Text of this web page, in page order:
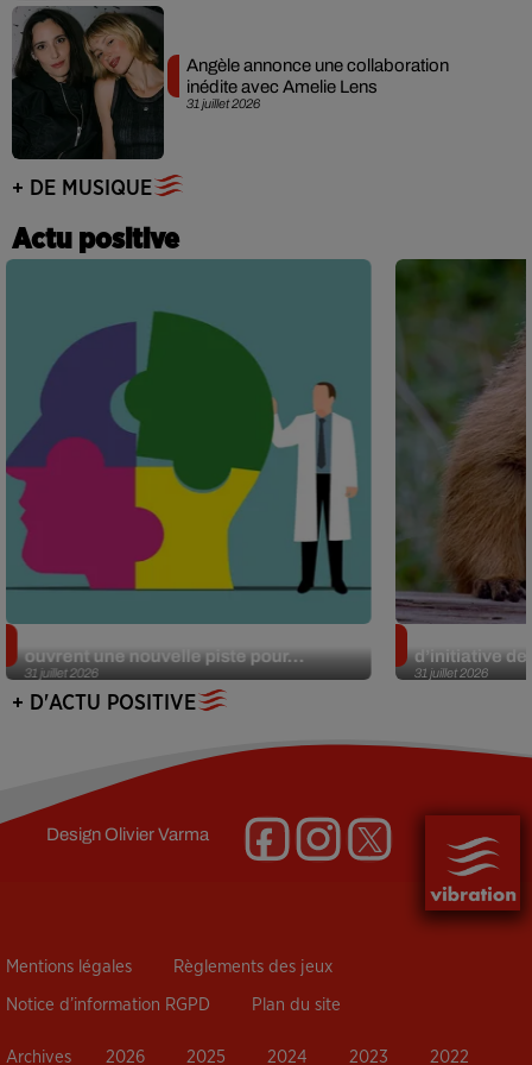
31 juillet 2026
Angèle annonce une collaboration
inédite avec Amelie Lens
+ DE MUSIQUE
Actu positive
31 juillet 2026
ouvrent une nouvelle piste pour...
31 juillet 2026
d’initiative
+ D'ACTU POSITIVE
DesignOlivier Varma
Mentions légales Règlements des jeux
Notice d’information RGPD Plan du site
Archives 2026 2025 2024 2023 2022